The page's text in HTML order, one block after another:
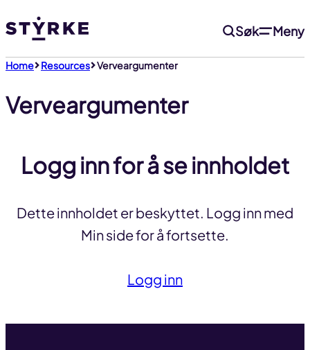
til
innhold
Søk Meny
Home Resources Verveargumenter
Verveargumenter
Logg inn for å se innholdet
Dette innholdet er beskyttet. Logg inn med
Min side for å fortsette.
Logg inn